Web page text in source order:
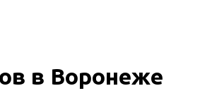
в Воронеже